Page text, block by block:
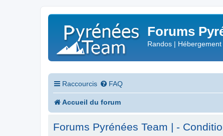
Forums
Randos | Hébergement
Raccourcis FAQ
Accueil du forum
Forums Pyrénées Team | -